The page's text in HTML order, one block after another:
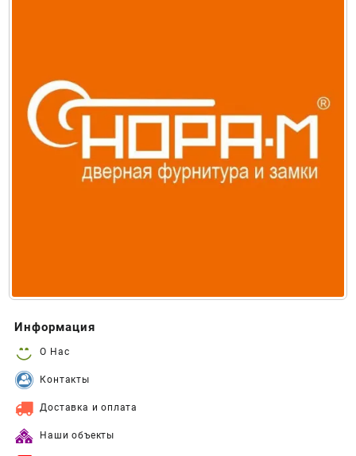
Информация
О Нас
Контакты
Доставка и оплата
Наши объекты